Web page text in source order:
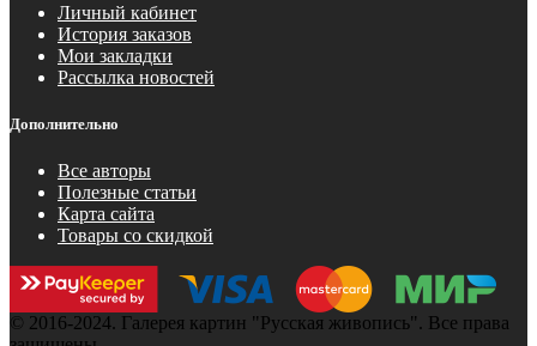
Личный кабинет
История заказов
Мои закладки
Рассылка новостей
Дополнительно
Все авторы
Полезные статьи
Карта сайта
Товары со скидкой
© 2016-2024. Галерея картин "Русская живопись". Все права